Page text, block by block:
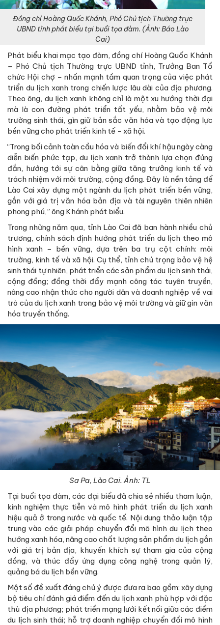
Đồng chí Hoàng Quốc Khánh, Phó Chủ tịch Thường trực
UBND tỉnh phát biểu tại buổi tọa đàm. (Ảnh: Báo Lào
Cai)
Phát biểu khai mạc tạo đàm, đồng chí Hoàng Quốc Khánh
– Phó Chủ tịch Thường trực UBND tỉnh, Trưởng Ban Tổ
chức Hội chợ – nhấn mạnh tầm quan trọng của việc phát
triển du lịch xanh trong chiến lược lâu dài của địa phương.
Theo ông, du lịch xanh không chỉ là một xu hướng thời đại
mà là con đường phát triển tất yếu, nhằm bảo vệ môi
trường sinh thái, gìn giữ bản sắc văn hóa và tạo động lực
bền vững cho phát triển kinh tế - xã hội.
“Trong bối cảnh toàn cầu hóa và biến đổi khí hậu ngày càng
diễn biến phức tạp, du lịch xanh trở thành lựa chọn đúng
đắn, hướng tới sự cân bằng giữa tăng trưởng kinh tế và
trách nhiệm với môi trường, cộng đồng. Đây là nền tảng để
Lào Cai xây dựng một ngành du lịch phát triển bền vững,
gắn với giá trị văn hóa bản địa và tài nguyên thiên nhiên
phong phú,” ông Khánh phát biểu.
Trong những năm qua, tỉnh Lào Cai đã ban hành nhiều chủ
trương, chính sách định hướng phát triển du lịch theo mô
hình xanh – bền vững, dựa trên ba trụ cột chính: môi
trường, kinh tế và xã hội. Cụ thể, tỉnh chú trọng bảo vệ hệ
sinh thái tự nhiên, phát triển các sản phẩm du lịch sinh thái,
cộng đồng; đồng thời đẩy mạnh công tác tuyên truyền,
nâng cao nhận thức cho người dân và doanh nghiệp về vai
trò của du lịch xanh trong bảo vệ môi trường và giữ gìn văn
hóa truyền thống.
Sa Pa, Lào Cai. Ảnh: TL
Tại buổi tọa đàm, các đại biểu đã chia sẻ nhiều tham luận,
kinh nghiệm thực tiễn và mô hình phát triển du lịch xanh
hiệu quả ở trong nước và quốc tế. Nội dung thảo luận tập
trung vào các giải pháp chuyển đổi mô hình du lịch theo
hướng xanh hóa, nâng cao chất lượng sản phẩm du lịch gắn
với giá trị bản địa, khuyến khích sự tham gia của cộng
đồng, và thúc đẩy ứng dụng công nghệ trong quản lý,
quảng bá du lịch bền vững.
Một số đề xuất đáng chú ý được đưa ra bao gồm: xây dựng
bộ tiêu chí đánh giá điểm đến du lịch xanh phù hợp với đặc
thù địa phương; phát triển mạng lưới kết nối giữa các điểm
du lịch sinh thái; hỗ trợ doanh nghiệp chuyển đổi mô hình